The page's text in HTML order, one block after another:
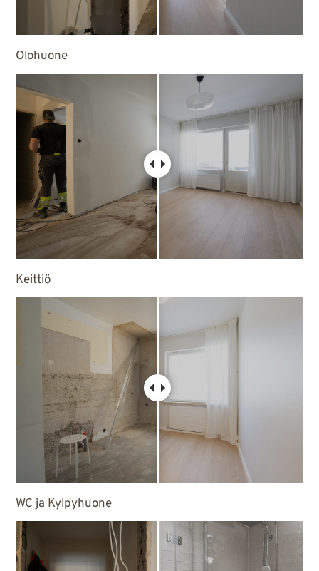
Olohuone
Keittiö
WC ja Kylpyhuone